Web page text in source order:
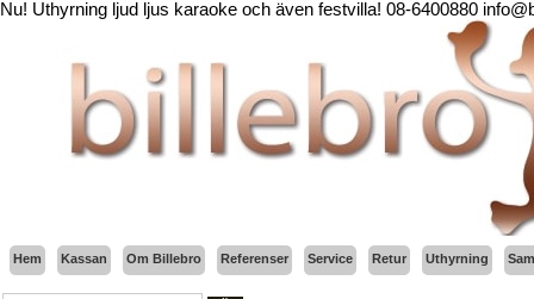
Nu! Uthyrning ljud ljus karaoke och även festvilla! 08-6400880
Hem Kassan Om Billebro Referenser Service Retur Uthyrning